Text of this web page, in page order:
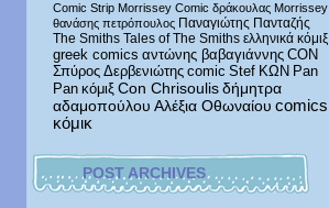
Comic Strip Morrissey Comic δράκουλας Morrissey
θανάσης πετρόπουλος Παναγιώτης Πανταζής
The Smiths Tales of The Smiths ελληνικά κόμιξ
greek comics αντώνης βαβαγιάννης CON
Σπύρος Δερβενιώτης comic Stef ΚΩΝ Pan
Pan κόμιξ Con Chrisoulis δήμητρα
αδαμοπούλου Αλέξια Οθωναίου comics
κόμικ
POST ARCHIVES